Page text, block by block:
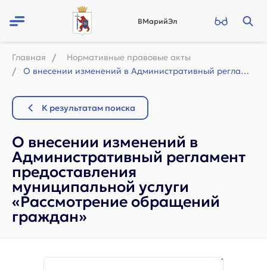
ВМарийЭл
Главная
Нормативные правовые акты
О внесении изменений в Административный регламент предоставления муниципальной у...
К результатам поиска
О внесении изменений в
Административный регламент
предоставления
муниципальной услуги
«Рассмотрение обращений
граждан»